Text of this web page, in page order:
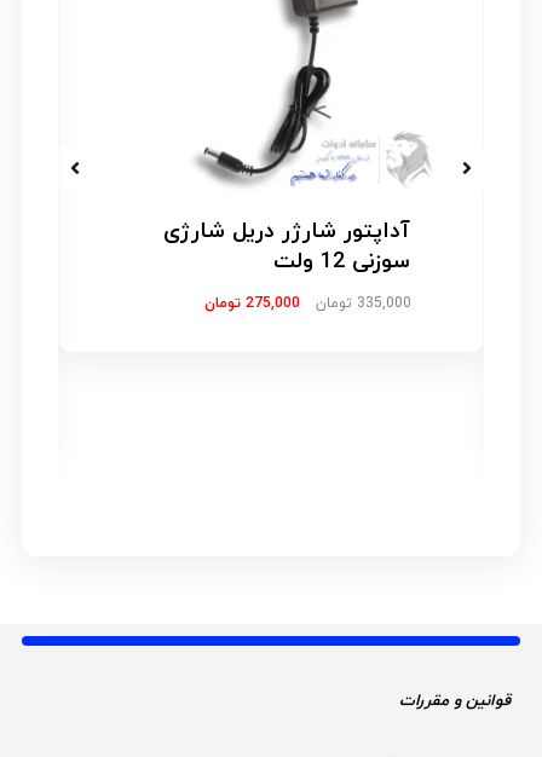
آداپتور شارژر دریل شارژی
سوزنی 12 ولت
335,000 تومان 275,000 تومان
قوانین و مقررات